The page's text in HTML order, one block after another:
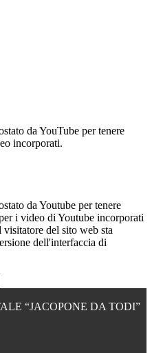
da YouTube per tenere
incorporati.
da Youtube per tenere
i video di Youtube incorporati
visitatore del sito web sta
dell'interfaccia di
“JACOPONE DA TODI”